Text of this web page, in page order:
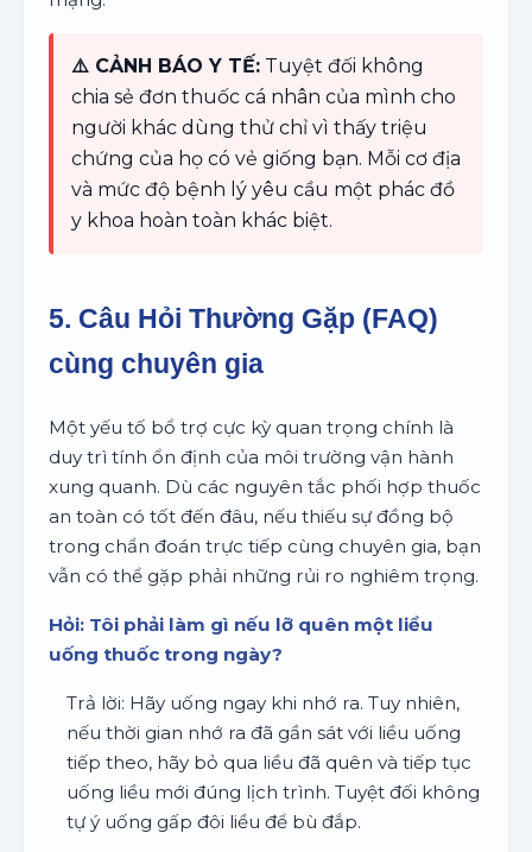
⚠️ CẢNH BÁO Y TẾ: Tuyệt đối không
chia sẻ đơn thuốc cá nhân của mình cho
người khác dùng thử chỉ vì thấy triệu
chứng của họ có vẻ giống bạn. Mỗi cơ địa
và mức độ bệnh lý yêu cầu một phác đồ
y khoa hoàn toàn khác biệt.
5. Câu Hỏi Thường Gặp (FAQ)
cùng chuyên gia
Một yếu tố bổ trợ cực kỳ quan trọng chính là
duy trì tính ổn định của môi trường vận hành
xung quanh. Dù các nguyên tắc phối hợp thuốc
an toàn có tốt đến đâu, nếu thiếu sự đồng bộ
trong chẩn đoán trực tiếp cùng chuyên gia, bạn
vẫn có thể gặp phải những rủi ro nghiêm trọng.
Hỏi: Tôi phải làm gì nếu lỡ quên một liều
uống thuốc trong ngày?
Trả lời: Hãy uống ngay khi nhớ ra. Tuy nhiên,
nếu thời gian nhớ ra đã gần sát với liều uống
tiếp theo, hãy bỏ qua liều đã quên và tiếp tục
uống liều mới đúng lịch trình. Tuyệt đối không
tự ý uống gấp đôi liều để bù đắp.